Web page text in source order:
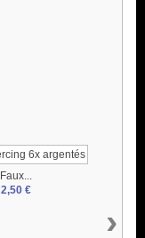
Faux...
2,50 €
›